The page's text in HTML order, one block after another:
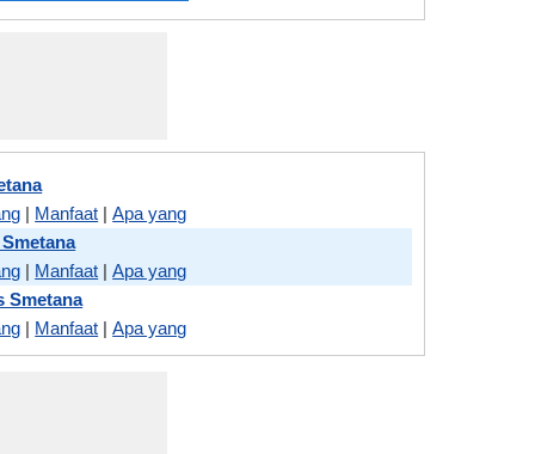
| Manfaat |Apa yang
| Manfaat |Apa yang
Smetana
| Manfaat |Apa yang